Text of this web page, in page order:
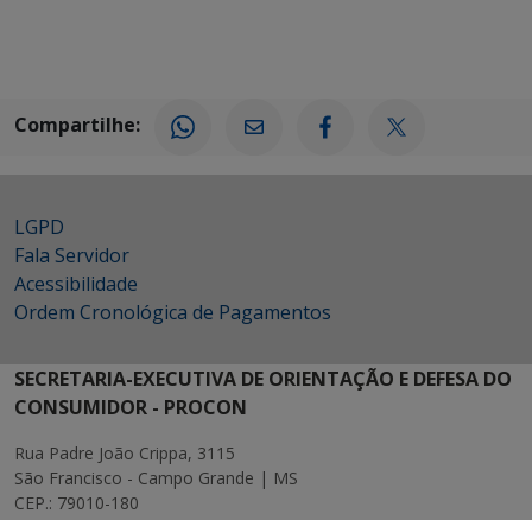
Compartilhe:
LGPD
Fala Servidor
Acessibilidade
Ordem Cronológica de Pagamentos
SECRETARIA-EXECUTIVA DE ORIENTAÇÃO E DEFESA DO
CONSUMIDOR - PROCON
Rua Padre João Crippa, 3115
São Francisco - Campo Grande | MS
CEP.: 79010-180